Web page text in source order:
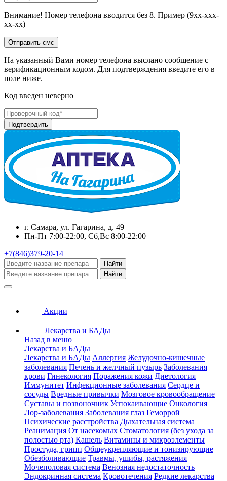
Внимание! Номер телефона вводится без 8. Пример (9хх-ххх-
хх-хх)
На указанный Вами номер телефона выслано сообщение с
верификационным кодом. Для подтверждения введите его в
поле ниже.
Код введен неверно
г. Самара, ул. Гагарина, д. 49
Пн-Пт 7:00-22:00, Сб,Вс 8:00-22:00
+7(846)379-20-14
Найти
Найти
Акции
Лекарства и БАДы
Назад в меню
Лекарства и БАДы
Лекарства и БАДы Аллергия Желудочно-кишечные
заболевания Печень и желчный пузырь Заболевания
крови Гинекология Поражения кожи Диетология
Иммунитет Инфекционные заболевания Сердце и
сосуды Вредные привычки Мозговое кровообращение
Суставы и позвоночник Успокаивающие Онкология
Лор-заболевания Заболевания глаз Геморрой
Психические расстройства Дыхательная система
Реанимация От насекомых Стоматология (без ухода за
полостью рта) Кашель Витамины и микроэлементы
Простуда, грипп Общеукрепляющие и тонизирующие
Обезболивающие Травмы, ушибы, растяжения
Мочеполовая система Венозная недостаточность
Эндокринная система Кровотечения Редкие лекарства